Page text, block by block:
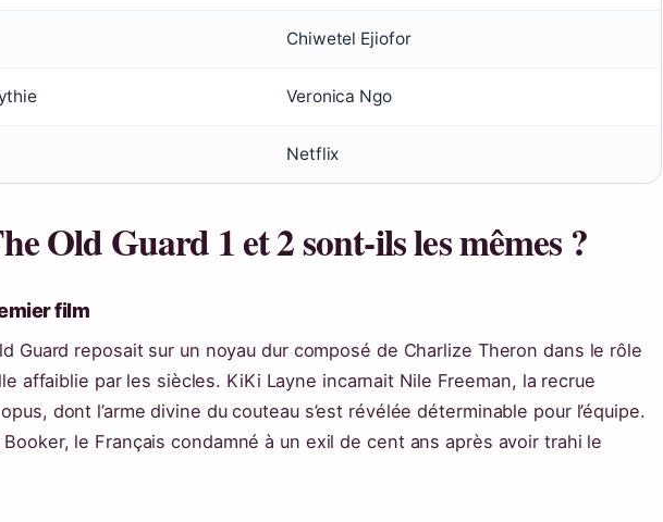
Chiwetel Ejiofor
Veronica Ngo
Netflix
Old Guard 1 et 2 sont-ils les mêmes ?
film
Guard reposait sur un noyau dur composé de Charlize Theron dans le rôle
affaiblie par les siècles. KiKi Layne incarnait Nile Freeman, la recrue
dont l’arme divine du couteau s’est révélée déterminable pour l’équipe.
le Français condamné à un exil de cent ans après avoir trahi le